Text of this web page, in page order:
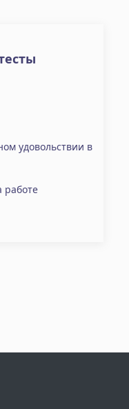
удовольствии в
работе